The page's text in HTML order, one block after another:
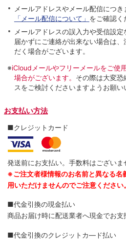
メールアドレスやメール配信につ
「メール配信について」 をご確認く
メールアドレスの誤入力や受信設
届かずにご連絡が出来ない場合は
だく場合がございます。
※iCloudメールやフリーメールをご使
場合がございます。 その際は大変恐
スをご検討くださいますようお願い
お支払い方法
■クレジットカード
発送前にお支払い。手数料はございま
※ご注文者様情報のお名前と異なる名
用いただけませんのでご注意ください。
■代金引換の現金払い
商品お届け時に配送業者へ現金でお支
■代金引換のクレジットカ―ド払い